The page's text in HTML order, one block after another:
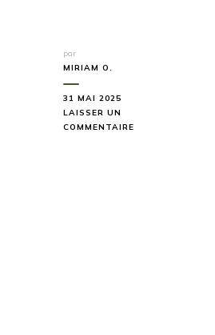
par
MIRIAM O.
31 MAI 2025
LAISSER UN
COMMENTAIRE